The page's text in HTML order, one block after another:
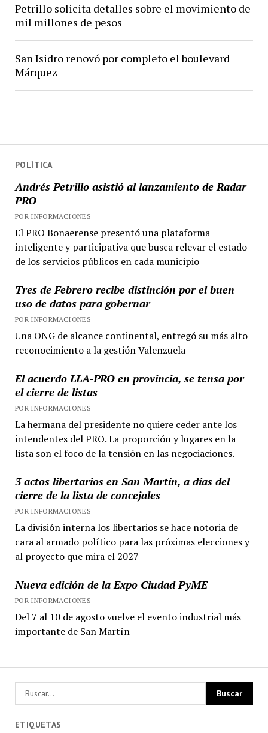
POLÍTICA
Andrés Petrillo asistió al lanzamiento de Radar
PRO
POR INFORMACIONES
El PRO Bonaerense presentó una plataforma
inteligente y participativa que busca relevar el estado
de los servicios públicos en cada municipio
Tres de Febrero recibe distinción por el buen
uso de datos para gobernar
POR INFORMACIONES
Una ONG de alcance continental, entregó su más alto
reconocimiento a la gestión Valenzuela
El acuerdo LLA-PRO en provincia, se tensa por
el cierre de listas
POR INFORMACIONES
La hermana del presidente no quiere ceder ante los
intendentes del PRO. La proporción y lugares en la
lista son el foco de la tensión en las negociaciones.
3 actos libertarios en San Martín, a días del
cierre de la lista de concejales
POR INFORMACIONES
La división interna los libertarios se hace notoria de
cara al armado político para las próximas elecciones y
al proyecto que mira el 2027
Nueva edición de la Expo Ciudad PyME
POR INFORMACIONES
Del 7 al 10 de agosto vuelve el evento industrial más
importante de San Martín
Petrillo solicita detalles sobre el movimiento de
mil millones de pesos
San Isidro renovó por completo el boulevard
Márquez
ETIQUETAS